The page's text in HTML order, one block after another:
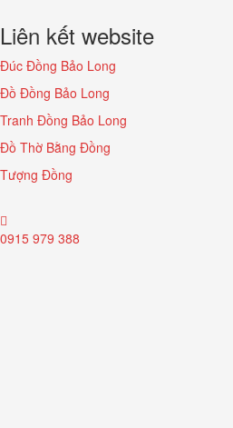
Liên kết website
Đúc Đồng Bảo Long
Đồ Đồng Bảo Long
Tranh Đồng Bảo Long
Đồ Thờ Bằng Đồng
Tượng Đồng
0915 979 388